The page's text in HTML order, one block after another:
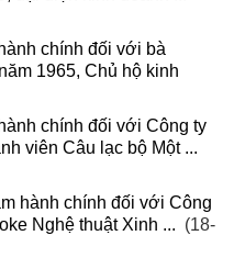
chính đối với bà
1965, Chủ hộ kinh
chính đối với Công ty
viên Câu lạc bộ Một ...
hành chính đối với Công
Nghệ thuật Xinh ... (18-